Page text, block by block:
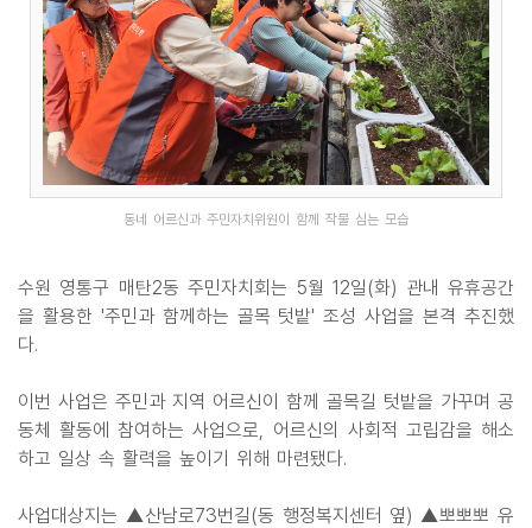
동네 어르신과 주민자치위원이 함께 작물 심는 모습
수원 영통구 매탄2동 주민자치회는 5월 12일(화) 관내 유휴공간
을 활용한 '주민과 함께하는 골목 텃밭' 조성 사업을 본격 추진했
다.
이번 사업은 주민과 지역 어르신이 함께 골목길 텃밭을 가꾸며 공
동체 활동에 참여하는 사업으로, 어르신의 사회적 고립감을 해소
하고 일상 속 활력을 높이기 위해 마련됐다.
사업대상지는 ▲산남로73번길(동 행정복지센터 옆) ▲뽀뽀뽀 유